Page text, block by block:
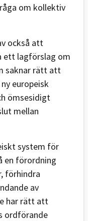
om kollektiv
också att
ett lagförslag om
saknar rätt att
europeisk
ömsesidigt
mellan
system för
en förordning
förhindra
av
har rätt att
ordförande